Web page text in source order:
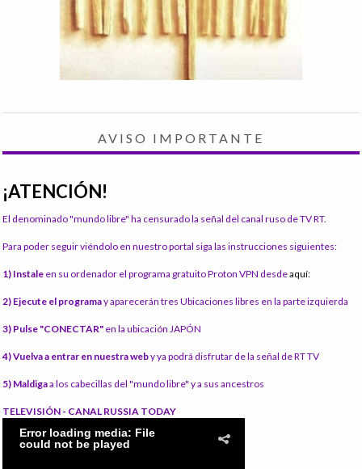
AVISO IMPORTANTE
¡ATENCIÓN!
El denominado "mundo libre" ha censurado la señal del canal ruso de TV RT.
Para poder seguir viéndolo en nuestro portal siga las instrucciones siguientes:
1) Instale en su ordenador el programa gratuito Proton VPN desdeaquí:
2) Ejecute el programay aparecerán tres Ubicaciones libres en la parte izquierda
3) Pulse "CONECTAR" en la ubicación JAPÓN
4) Vuelva a entrar en nuestra weby ya podrá disfrutar de la señal de RT TV
5) Maldigaa los cabecillas del "mundo libre" y a sus ancestros
TELEVISIÓN - CANAL RUSSIA TODAY